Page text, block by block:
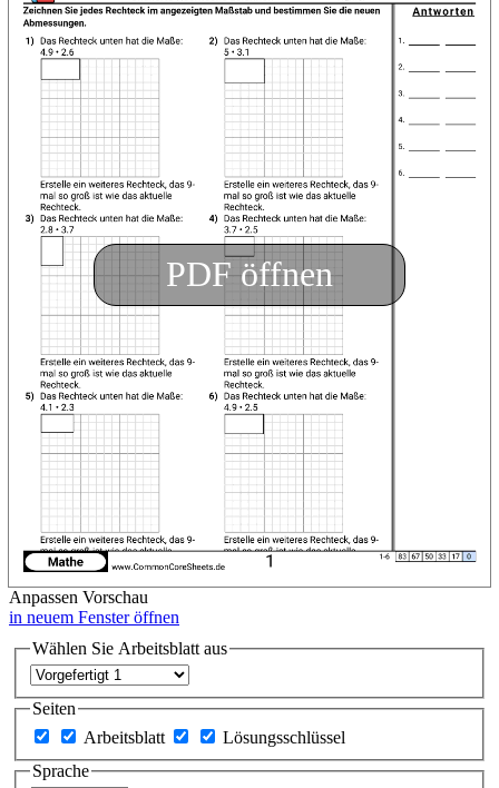
PDF öffnen
Anpassen Vorschau
in neuem Fenster öffnen
Wählen Sie Arbeitsblatt aus
Seiten
Arbeitsblatt
Lösungsschlüssel
Sprache